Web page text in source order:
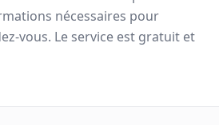
nécessaires pour
vous. Le service est gratuit et